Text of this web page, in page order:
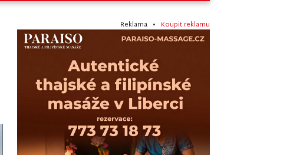
Reklama • Koupit reklamu